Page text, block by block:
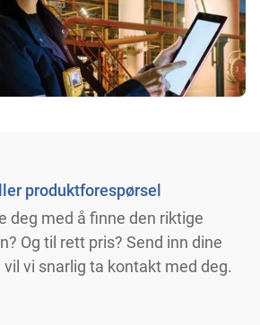
produktforespørsel
deg med å finne den riktige
Og til rett pris? Send inn dine
vi snarlig ta kontakt med deg.